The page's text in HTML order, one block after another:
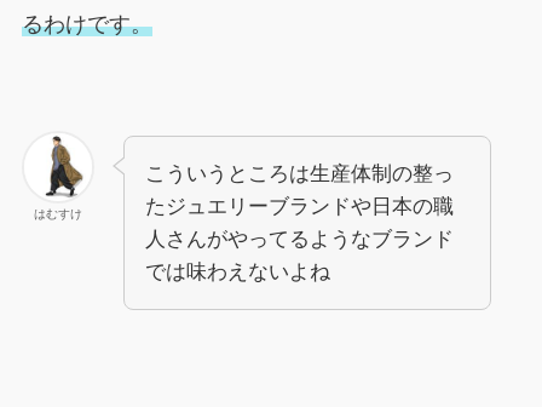
るわけです。
はむすけ
こういうところは生産体制の整っ
たジュエリーブランドや日本の職
人さんがやってるようなブランド
では味わえないよね